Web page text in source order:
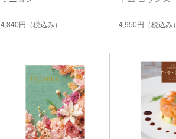
4,840円 （税込み） 4,950円 （税込み）